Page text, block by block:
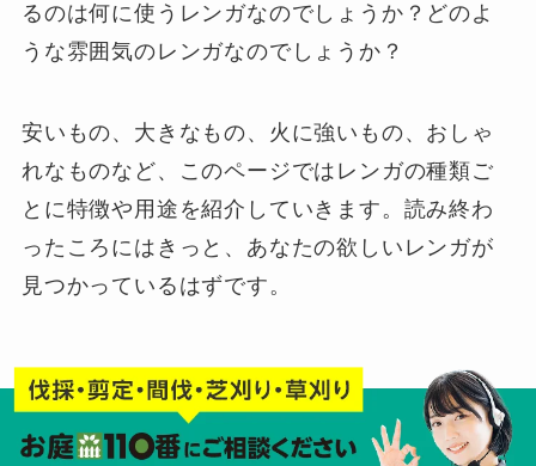
るのは何に使うレンガなのでしょうか？どのよ
うな雰囲気のレンガなのでしょうか？
安いもの、大きなもの、火に強いもの、おしゃ
れなものなど、このページではレンガの種類ご
とに特徴や用途を紹介していきます。読み終わ
ったころにはきっと、あなたの欲しいレンガが
見つかっているはずです。